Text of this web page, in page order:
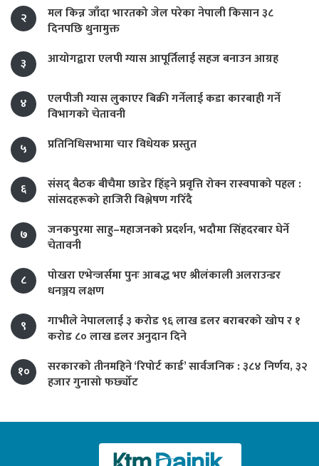
२
मल किन्न जाँदा भारतको जेल परेका नेपाली किसान ३८
दिनपछि थुनामुक्त
३
आयोगद्वारा एलपी ग्यास आपूर्तिलाई सहज बनाउन आग्रह
४
एलपीजी ग्यास लुकाएर बिक्री गर्नेलाई कडा कारबाही गर्ने
विभागको चेतावनी
५
प्रतिनिधिसभामा चार विधेयक प्रस्तुत
६
संसद् बैठक बीचैमा छाडेर हिँड्ने प्रवृत्ति रोक्न रास्वपाको पहल :
सांसदहरूको हाजिरी विश्लेषण गरिँदै
७
जनकपुरमा साहु–महाजनको प्रदर्शन, भदौमा सिंहदरबार घेर्ने
चेतावनी
८
पोखरा एभेन्जर्समा पुनः आबद्ध भए श्रीलंकाली अलराउन्डर
धनञ्जय लक्षण
९
गाभीले नेपाललाई ३ करोड ९६ लाख डलर बराबरको खोप र १
करोड ८० लाख डलर अनुदान दिने
१०
सरकारको तीनमहिने ‘रिपोर्ट कार्ड’ सार्वजनिक : ३८४ निर्णय, ३२
हजार गुनासो फर्छ्योट